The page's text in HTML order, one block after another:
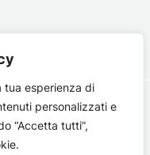
tua esperienza di
personalizzati e
“Accetta tutti”,
d'informazione del
registrata il 18 gennaio